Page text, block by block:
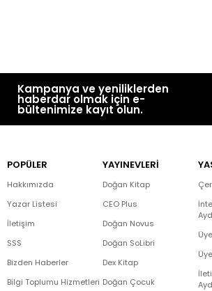
Kampanya ve yeniliklerden
haberdar olmak için e-
bültenimize kayıt olun.
POPÜLER
Hakkımızda
Yazar Listesi
İletişim
SSS
Bizden Haberler
Bilgi Toplumu Hizmetleri
YAYINEVLERİ
Doğan Kitap
CEO Plus
Doğan Novus
Doğan SoLibri
Dex Kitap
Doğan Çocuk